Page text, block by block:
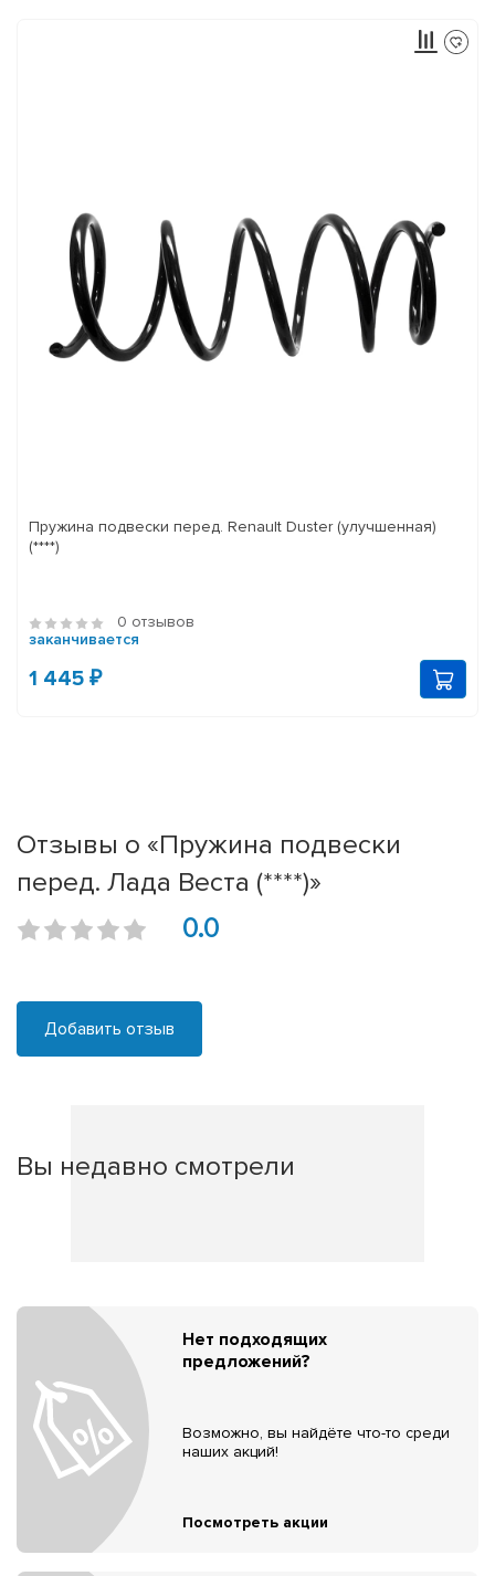
Пружина подвески перед. Renault Duster (улучшенная)
(****)
0 отзывов
заканчивается
1 445 ₽
Отзывы о «Пружина подвески
перед. Лада Веста (****)»
0.0
Добавить отзыв
Вы недавно смотрели
Нет подходящих
предложений?
Возможно, вы найдёте что-то среди
наших акций!
Посмотреть акции